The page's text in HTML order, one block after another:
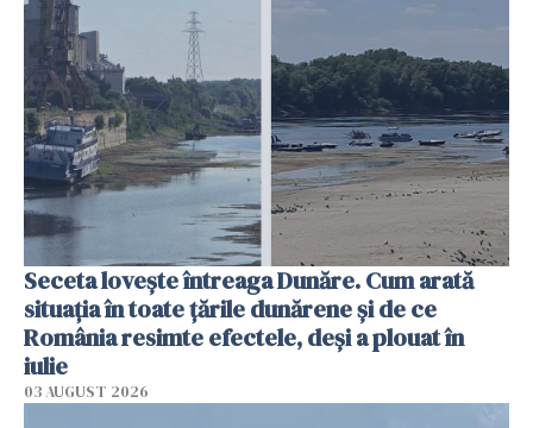
Seceta lovește întreaga Dunăre. Cum arată
situația în toate țările dunărene și de ce
România resimte efectele, deși a plouat în
iulie
03 AUGUST 2026